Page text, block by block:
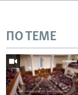
ПО ТЕМЕ